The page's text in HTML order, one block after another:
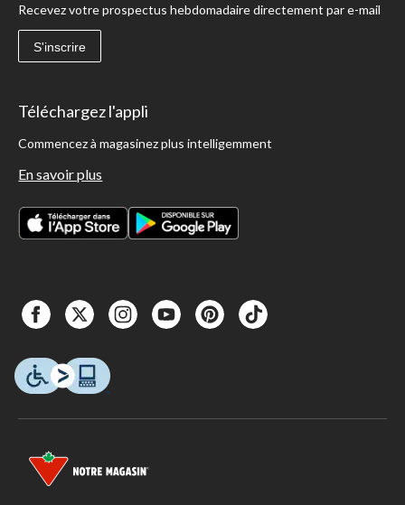
Recevez votre prospectus hebdomadaire directement par e-mail
S'inscrire
Téléchargez l'appli
Commencez à magasinez plus intelligemment
En savoir plus